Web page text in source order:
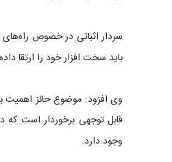
سردار اثباتی در خصوص
باید سخت افزار خود را ارتقا
وی افزود: موضوع حائز اهمیت
قابل توجهی برخوردار است که
وجود دارد.